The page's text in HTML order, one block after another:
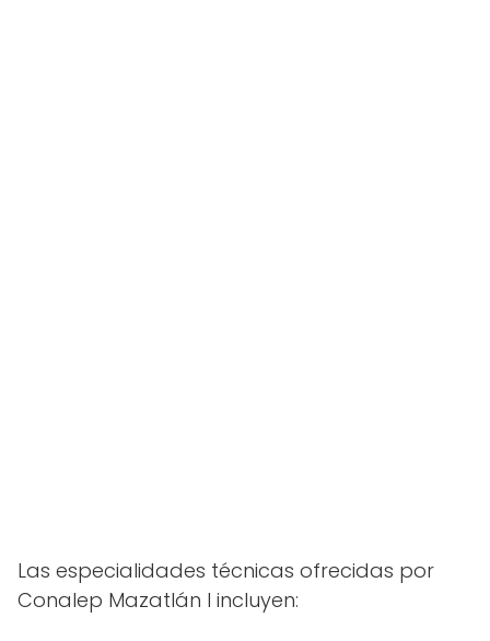
Las especialidades técnicas ofrecidas por
Conalep Mazatlán I incluyen: